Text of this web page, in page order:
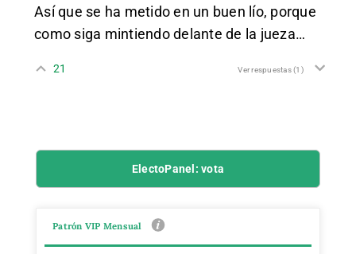
Así que se ha metido en un buen lío, porque
como siga mintiendo delante de la jueza…
21 Ver respuestas(1)
ElectoPanel: vota
Patrón VIP Mensual